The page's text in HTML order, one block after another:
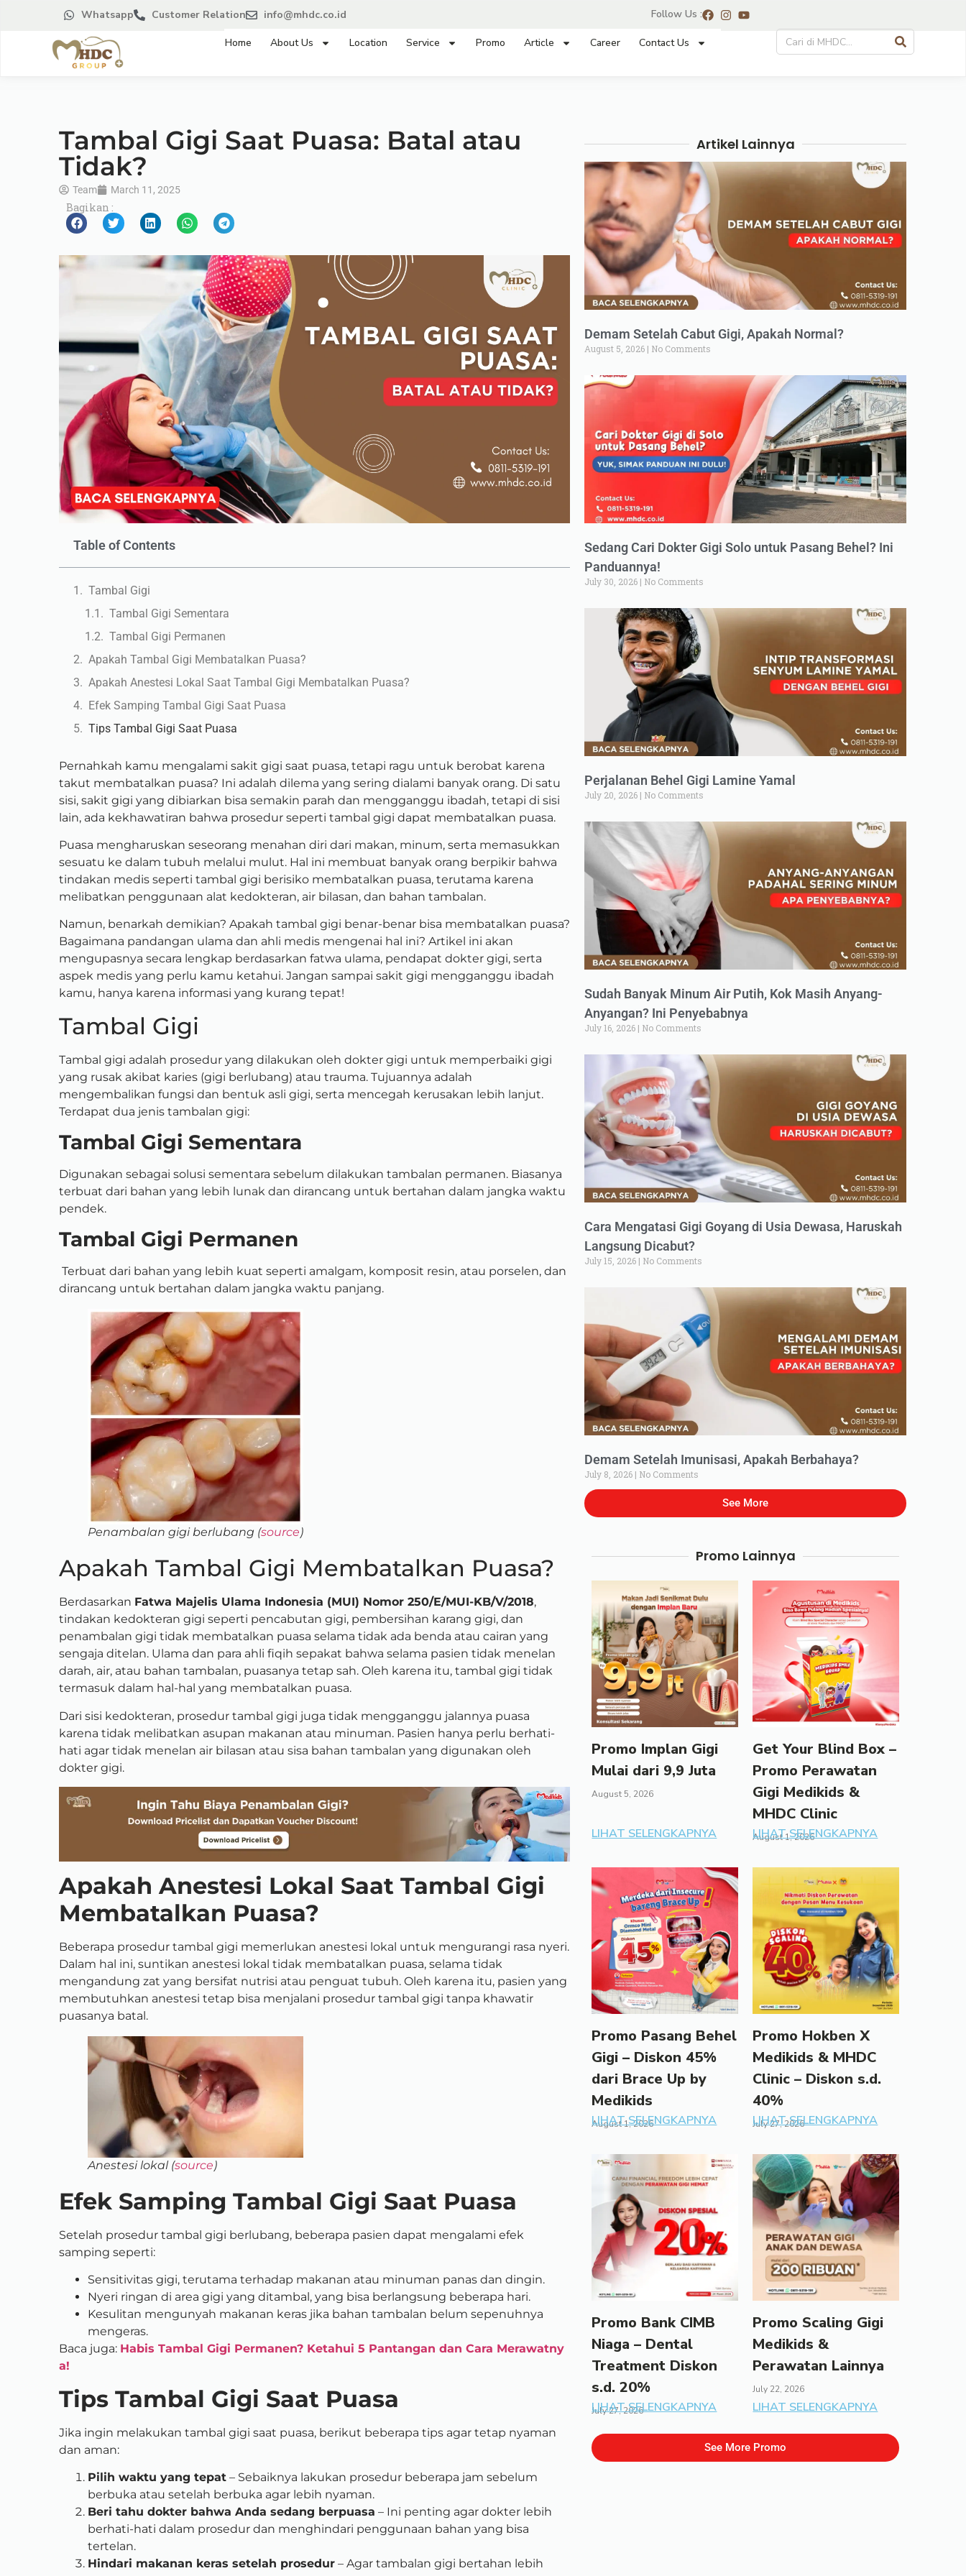
Whatsapp Customer Relation info@mhdc.co.id Follow Us :
Home About Us Location Service Promo Article Career Contact Us
Tambal Gigi Saat Puasa: Batal atau
Tidak?
Team March 11, 2025
Bagikan :
Table of Contents
Tambal Gigi
Tambal Gigi Sementara
Tambal Gigi Permanen
Apakah Tambal Gigi Membatalkan Puasa?
Apakah Anestesi Lokal Saat Tambal Gigi Membatalkan Puasa?
Efek Samping Tambal Gigi Saat Puasa
Tips Tambal Gigi Saat Puasa
Pernahkah kamu mengalami sakit gigi saat puasa, tetapi ragu untuk berobat karena
takut membatalkan puasa? Ini adalah dilema yang sering dialami banyak orang. Di satu
sisi, sakit gigi yang dibiarkan bisa semakin parah dan mengganggu ibadah, tetapi di sisi
lain, ada kekhawatiran bahwa prosedur seperti tambal gigi dapat membatalkan puasa.
Puasa mengharuskan seseorang menahan diri dari makan, minum, serta memasukkan
sesuatu ke dalam tubuh melalui mulut. Hal ini membuat banyak orang berpikir bahwa
tindakan medis seperti tambal gigi berisiko membatalkan puasa, terutama karena
melibatkan penggunaan alat kedokteran, air bilasan, dan bahan tambalan.
Namun, benarkah demikian? Apakah tambal gigi benar-benar bisa membatalkan puasa?
Bagaimana pandangan ulama dan ahli medis mengenai hal ini? Artikel ini akan
mengupasnya secara lengkap berdasarkan fatwa ulama, pendapat dokter gigi, serta
aspek medis yang perlu kamu ketahui. Jangan sampai sakit gigi mengganggu ibadah
kamu, hanya karena informasi yang kurang tepat!
Tambal Gigi
Tambal gigi adalah prosedur yang dilakukan oleh dokter gigi untuk memperbaiki gigi
yang rusak akibat karies (gigi berlubang) atau trauma. Tujuannya adalah
mengembalikan fungsi dan bentuk asli gigi, serta mencegah kerusakan lebih lanjut.
Terdapat dua jenis tambalan gigi:
Tambal Gigi Sementara
Digunakan sebagai solusi sementara sebelum dilakukan tambalan permanen. Biasanya
terbuat dari bahan yang lebih lunak dan dirancang untuk bertahan dalam jangka waktu
pendek.
Tambal Gigi Permanen
Terbuat dari bahan yang lebih kuat seperti amalgam, komposit resin, atau porselen, dan
dirancang untuk bertahan dalam jangka waktu panjang.
Penambalan gigi berlubang (source)
Apakah Tambal Gigi Membatalkan Puasa?
Berdasarkan Fatwa Majelis Ulama Indonesia (MUI) Nomor 250/E/MUI-KB/V/2018,
tindakan kedokteran gigi seperti pencabutan gigi, pembersihan karang gigi, dan
penambalan gigi tidak membatalkan puasa selama tidak ada benda atau cairan yang
sengaja ditelan. Ulama dan para ahli fiqih sepakat bahwa selama pasien tidak menelan
darah, air, atau bahan tambalan, puasanya tetap sah. Oleh karena itu, tambal gigi tidak
termasuk dalam hal-hal yang membatalkan puasa.
Dari sisi kedokteran, prosedur tambal gigi juga tidak mengganggu jalannya puasa
karena tidak melibatkan asupan makanan atau minuman. Pasien hanya perlu berhati-
hati agar tidak menelan air bilasan atau sisa bahan tambalan yang digunakan oleh
dokter gigi.
Apakah Anestesi Lokal Saat Tambal Gigi
Membatalkan Puasa?
Beberapa prosedur tambal gigi memerlukan anestesi lokal untuk mengurangi rasa nyeri.
Dalam hal ini, suntikan anestesi lokal tidak membatalkan puasa, selama tidak
mengandung zat yang bersifat nutrisi atau penguat tubuh. Oleh karena itu, pasien yang
membutuhkan anestesi tetap bisa menjalani prosedur tambal gigi tanpa khawatir
puasanya batal.
Anestesi lokal (source)
Efek Samping Tambal Gigi Saat Puasa
Setelah prosedur tambal gigi berlubang, beberapa pasien dapat mengalami efek
samping seperti:
Sensitivitas gigi, terutama terhadap makanan atau minuman panas dan dingin.
Nyeri ringan di area gigi yang ditambal, yang bisa berlangsung beberapa hari.
Kesulitan mengunyah makanan keras jika bahan tambalan belum sepenuhnya
mengeras.
Baca juga: Habis Tambal Gigi Permanen? Ketahui 5 Pantangan dan Cara Merawatny
a!
Tips Tambal Gigi Saat Puasa
Jika ingin melakukan tambal gigi saat puasa, berikut beberapa tips agar tetap nyaman
dan aman:
Pilih waktu yang tepat – Sebaiknya lakukan prosedur beberapa jam sebelum
berbuka atau setelah berbuka agar lebih nyaman.
Beri tahu dokter bahwa Anda sedang berpuasa – Ini penting agar dokter lebih
berhati-hati dalam prosedur dan menghindari penggunaan bahan yang bisa
tertelan.
Hindari makanan keras setelah prosedur – Agar tambalan gigi bertahan lebih
Artikel Lainnya
Demam Setelah Cabut Gigi, Apakah Normal?
August 5, 2026 No Comments
Sedang Cari Dokter Gigi Solo untuk Pasang Behel? Ini
Panduannya!
July 30, 2026 No Comments
Perjalanan Behel Gigi Lamine Yamal
July 20, 2026 No Comments
Sudah Banyak Minum Air Putih, Kok Masih Anyang-
Anyangan? Ini Penyebabnya
July 16, 2026 No Comments
Cara Mengatasi Gigi Goyang di Usia Dewasa, Haruskah
Langsung Dicabut?
July 15, 2026 No Comments
Demam Setelah Imunisasi, Apakah Berbahaya?
July 8, 2026 No Comments
See More
Promo Lainnya
Promo Implan Gigi
Mulai dari 9,9 Juta
August 5, 2026
LIHAT SELENGKAPNYA
Get Your Blind Box –
Promo Perawatan
Gigi Medikids &
MHDC Clinic
August 1, 2026
LIHAT SELENGKAPNYA
Promo Pasang Behel
Gigi – Diskon 45%
dari Brace Up by
Medikids
August 1, 2026
LIHAT SELENGKAPNYA
Promo Hokben X
Medikids & MHDC
Clinic – Diskon s.d.
40%
July 27, 2026
LIHAT SELENGKAPNYA
Promo Bank CIMB
Niaga – Dental
Treatment Diskon
s.d. 20%
July 27, 2026
LIHAT SELENGKAPNYA
Promo Scaling Gigi
Medikids &
Perawatan Lainnya
July 22, 2026
LIHAT SELENGKAPNYA
See More Promo